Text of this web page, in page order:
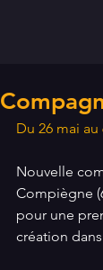
Du 26 mai au
Nouvelle
Compiègne
pour une
création